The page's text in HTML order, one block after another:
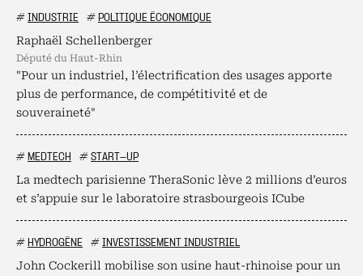
# INDUSTRIE # POLITIQUE ÉCONOMIQUE
Raphaël Schellenberger
député du Haut-Rhin
"Pour un industriel, l’électrification des usages apporte
plus de performance, de compétitivité et de
souveraineté"
# MEDTECH # START-UP
La medtech parisienne TheraSonic lève 2 millions d’euros
et s’appuie sur le laboratoire strasbourgeois ICube
# HYDROGÈNE # INVESTISSEMENT INDUSTRIEL
John Cockerill mobilise son usine haut-rhinoise pour un